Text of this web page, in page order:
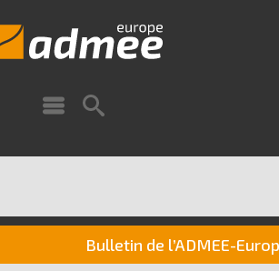
Bulletin de l’ADMEE-